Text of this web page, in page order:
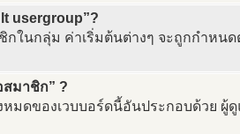
usergroup”?
ในกลุ่ม ค่าเริ่มต้นต่างๆ จะถูกกำหน
สมาชิก” ?
มดของเวบบอร์ดนี้อันประกอบด้วย ผู้